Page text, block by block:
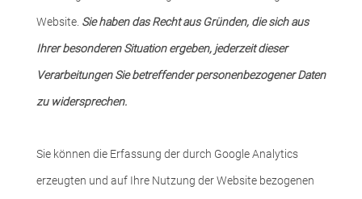
Website. Sie haben das Recht aus Gründen, die sich aus
Ihrer besonderen Situation ergeben, jederzeit dieser
Verarbeitungen Sie betreffender personenbezogener Daten
zu widersprechen.
Sie können die Erfassung der durch Google Analytics
erzeugten und auf Ihre Nutzung der Website bezogenen